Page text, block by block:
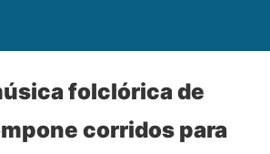
folclórica de
corridos para